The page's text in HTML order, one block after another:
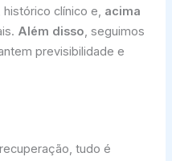
clínico e, acima
Além disso, seguimos
previsibilidade e
tudo é